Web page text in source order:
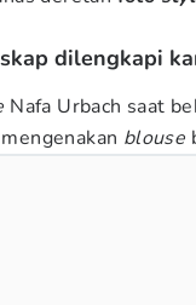
dilengkapi
Nafa Urbach saat
blouse